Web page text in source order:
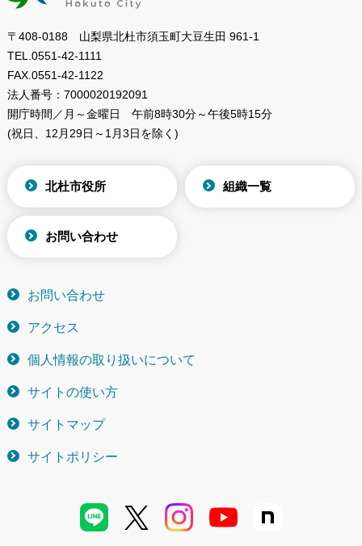
〒408-0188 山梨県北杜市須玉町大豆生田 961-1
TEL. 0551-42-1111
FAX. 0551-42-1122
法人番号： 7000020192091
開庁時間／月～金曜日
午前8時30分～午後5時15分
(祝日、12月29日～1月3日を除く)
北杜市役所 組織一覧
お問い合わせ
お問い合わせ
アクセス
個人情報の取り扱いについて
サイトの使い方
サイトマップ
サイトポリシー